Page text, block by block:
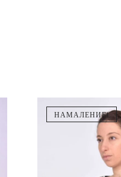
НАМАЛЕНИЕ!